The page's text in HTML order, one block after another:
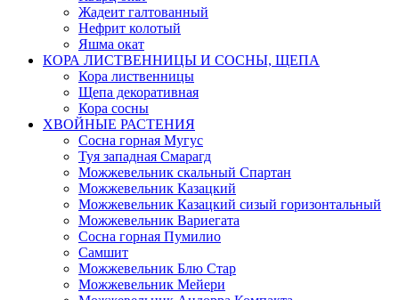
Жадеит галтованный
Нефрит колотый
Яшма окат
КОРА ЛИСТВЕННИЦЫ И СОСНЫ, ЩЕПА
Кора лиственницы
Щепа декоративная
Кора сосны
ХВОЙНЫЕ РАСТЕНИЯ
Сосна горная Мугус
Туя западная Смарагд
Можжевельник скальный Спартан
Можжевельник Казацкий
Можжевельник Казацкий сизый горизонтальный
Можжевельник Вариегата
Сосна горная Пумилио
Самшит
Можжевельник Блю Стар
Можжевельник Мейери